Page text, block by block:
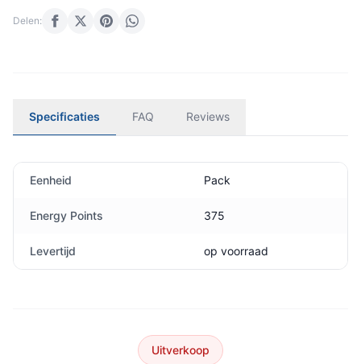
Delen:
Specificaties FAQ Reviews
Eenheid Pack
Energy Points 375
Levertijd op voorraad
Uitverkoop